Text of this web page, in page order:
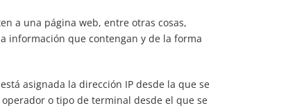
a una página web, entre otras cosas,
información que contengan y de la forma
asignada la dirección IP desde la que se
o tipo de terminal desde el que se